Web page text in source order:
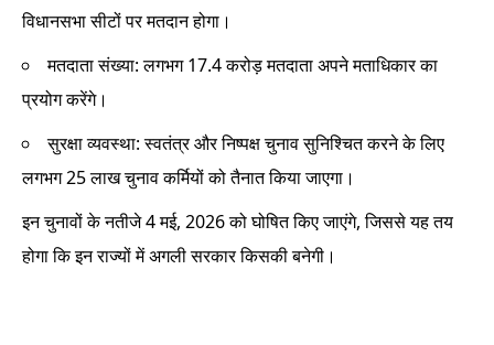
विधानसभा सीटों पर मतदान होगा।
मतदाता संख्या: लगभग 17.4 करोड़ मतदाता अपने मताधिकार का
प्रयोग करेंगे।
सुरक्षा व्यवस्था: स्वतंत्र और निष्पक्ष चुनाव सुनिश्चित करने के लिए
लगभग 25 लाख चुनाव कर्मियों को तैनात किया जाएगा।
इन चुनावों के नतीजे 4 मई, 2026 को घोषित किए जाएंगे, जिससे यह तय
होगा कि इन राज्यों में अगली सरकार किसकी बनेगी।